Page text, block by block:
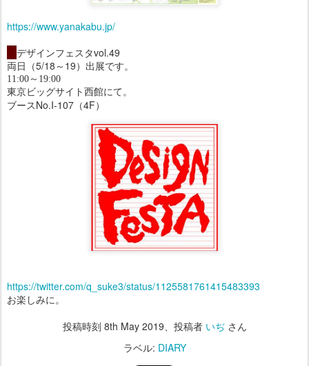
https://www.yanakabu.jp/
デザインフェスタvol.49
両日（5/18～19）出展です。
11:00～19:00
東京ビッグサイト西館にて。
ブースNo.I-107（4F）
https://twitter.com/q_suke3/status/1125581761415483393
お楽しみに。
投稿時刻 8th May 2019、投稿者 いぢさん
ラベル: DIARY